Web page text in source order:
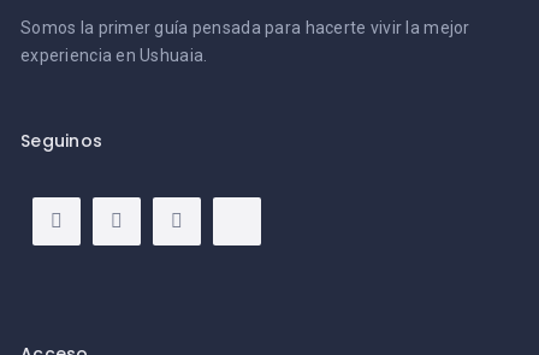
Somos la primer guía pensada para hacerte vivir la mejor
experiencia en Ushuaia.
Seguinos